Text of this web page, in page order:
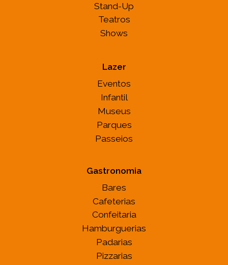
Stand-Up
Teatros
Shows
Lazer
Eventos
Infantil
Museus
Parques
Passeios
Gastronomia
Bares
Cafeterias
Confeitaria
Hamburguerias
Padarias
Pizzarias